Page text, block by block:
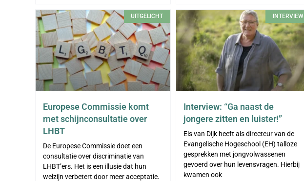
UITGELICHT
Europese Commissie komt
met schijnconsultatie over
LHBT
De Europese Commissie doet een
consultatie over discriminatie van
LHBT’ers. Het is een illusie dat hun
welzijn verbetert door meer acceptatie.
INTERVIEW
Interview: “Ga naast de
jongere zitten en luister!”
Els van Dijk heeft als directeur van de
Evangelische Hogeschool (EH) talloze
gesprekken met jongvolwassenen
gevoerd over hun levensvragen. Hierbij
kwamen ook